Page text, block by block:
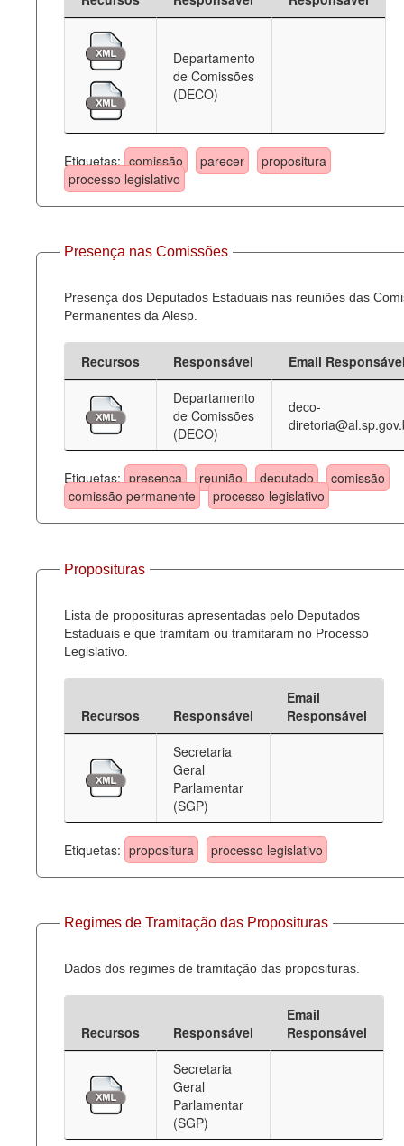
Departamento
de Comissões
(DECO)
Etiquetas: comissão parecer
propositura
processo legislativo
Presença nas Comissões
Presença dos Deputados Estaduais nas reuniões das
Permanentes da Alesp.
Recursos Responsável
Email
Departamento
de Comissões
(DECO)
deco-
Etiquetas: presença reunião deputado
comissão
comissão permanente
processo legislativo
Proposituras
Lista de proposituras apresentadas pelo Deputados
Estaduais e que tramitam ou tramitaram no Processo
Legislativo.
Recursos Responsável
Email
Responsável
Secretaria
Geral
Parlamentar
(SGP)
Etiquetas: propositura processo legislativo
Regimes de Tramitação das Proposituras
Dados dos regimes de tramitação das proposituras.
Recursos Responsável
Email
Responsável
Secretaria
Geral
Parlamentar
(SGP)